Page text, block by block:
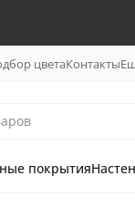
цветаКонтакты
покрытия